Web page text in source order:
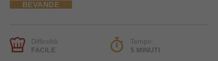
BEVANDE
Difficoltà:
FACILE
Tempo:
5 MINUTI